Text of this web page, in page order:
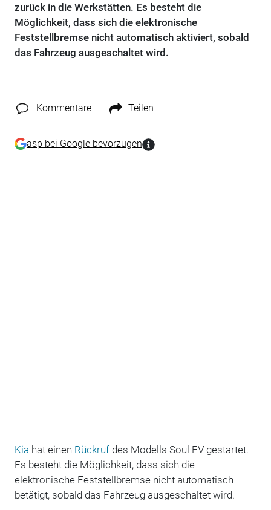
zurück in die Werkstätten. Es besteht die
Möglichkeit, dass sich die elektronische
Feststellbremse nicht automatisch aktiviert, sobald
das Fahrzeug ausgeschaltet wird.
Kommentare Teilen
asp bei Google bevorzugen
Kia hat einen Rückrufdes Modells Soul EV gestartet.
Es besteht die Möglichkeit, dass sich die
elektronische Feststellbremse nicht automatisch
betätigt, sobald das Fahrzeug ausgeschaltet wird.